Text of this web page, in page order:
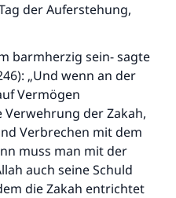
der Auferstehung,
barmherzig sein- sagte
„Und wenn an der
Vermögen
der Zakah,
Verbrechen mit dem
muss man mit der
auch seine Schuld
die Zakah entrichtet